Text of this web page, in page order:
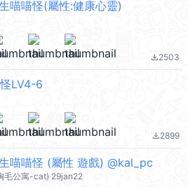
喵喵怪(屬性:健康心靈)
file_download2503
LV4-6
file_download2899
喵喵怪 (屬性 遊戲) @kal_pc
毛公寓-cat) 29jan22